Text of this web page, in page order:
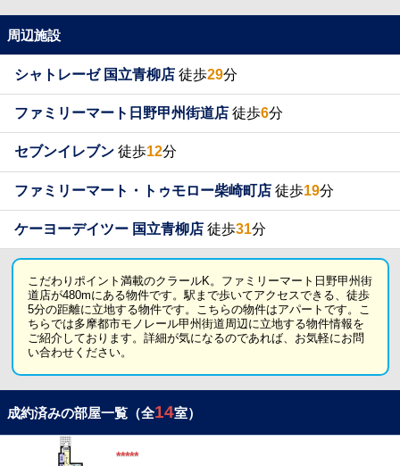
周辺施設
シャトレーゼ 国立青柳店 徒歩29分
ファミリーマート日野甲州街道店 徒歩6分
セブンイレブン 徒歩12分
ファミリーマート・トゥモロー柴崎町店 徒歩19分
ケーヨーデイツー 国立青柳店 徒歩31分
こだわりポイント満載のクラールK。ファミリーマート日野甲州街
道店が480mにある物件です。駅まで歩いてアクセスできる、徒歩
5分の距離に立地する物件です。こちらの物件はアパートです。こ
ちらでは多摩都市モノレール甲州街道周辺に立地する物件情報を
ご紹介しております。詳細が気になるのであれば、お気軽にお問
い合わせください。
成約済みの部屋一覧（全14室）
*****